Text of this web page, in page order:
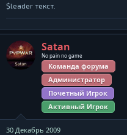
$leader текст.
Satan
No pain no game
Команда форума
Администратор
Почетный Игрок
Активный Игрок
30 Декабрь 2009